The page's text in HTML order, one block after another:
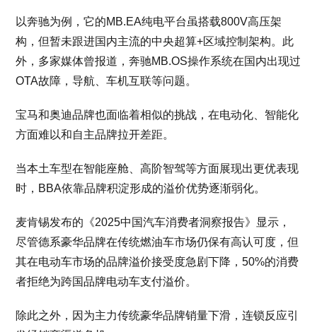
以奔驰为例，它的MB.EA纯电平台虽搭载800V高压架
构，但暂未跟进国内主流的中央超算+区域控制架构。此
外，多家媒体曾报道，奔驰MB.OS操作系统在国内出现过
OTA故障，导航、车机互联等问题。
宝马和奥迪品牌也面临着相似的挑战，在电动化、智能化
方面难以和自主品牌拉开差距。
当本土车型在智能座舱、高阶智驾等方面展现出更优表现
时，BBA依靠品牌积淀形成的溢价优势逐渐弱化。
麦肯锡发布的《2025中国汽车消费者洞察报告》显示，
尽管德系豪华品牌在传统燃油车市场仍保有高认可度，但
其在电动车市场的品牌溢价接受度急剧下降，50%的消费
者拒绝为跨国品牌电动车支付溢价。
除此之外，因为主力传统豪华品牌销量下滑，连锁反应引